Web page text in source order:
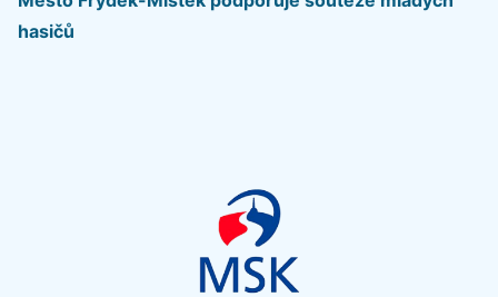
hasičů